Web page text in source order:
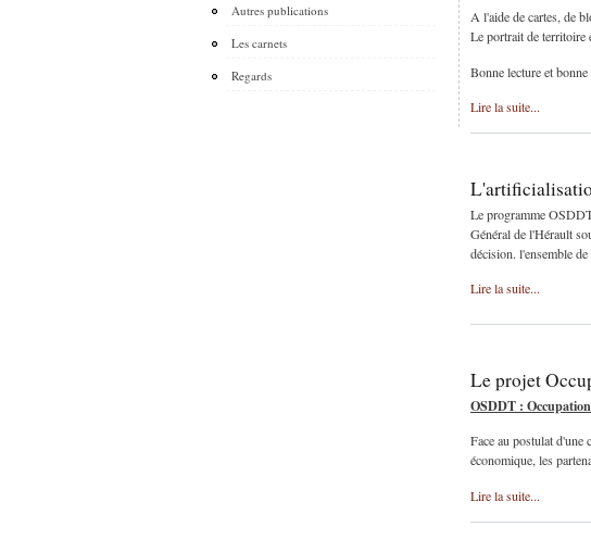
Autres publications
Les carnets
Regards
A l'aide de cartes, de
Le portrait de territoire
Bonne lecture et
Lire la suite...
Le programme
Général de l'Hérault
décision. l'ensemble
Lire la suite...
Le projet
OSDDT :
Face au postulat d'une
économique, les
Lire la suite...